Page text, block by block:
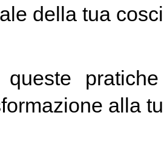
della tua
queste
alla